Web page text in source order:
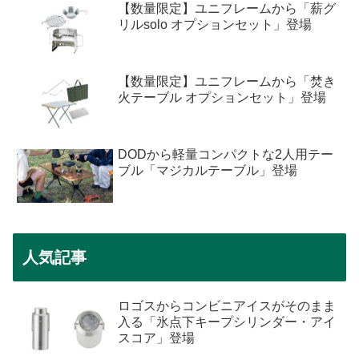
【数量限定】ユニフレームから「薪グ
リルsolo オプションセット」登場
【数量限定】ユニフレームから「焚き
火テーブル オプションセット」登場
DODから軽量コンパクトな2人用テー
ブル「マジカルテーブル」登場
人気記事
ロゴスからコンビニアイスがそのまま
入る「氷点下キープシリンダー・アイ
スコア」登場